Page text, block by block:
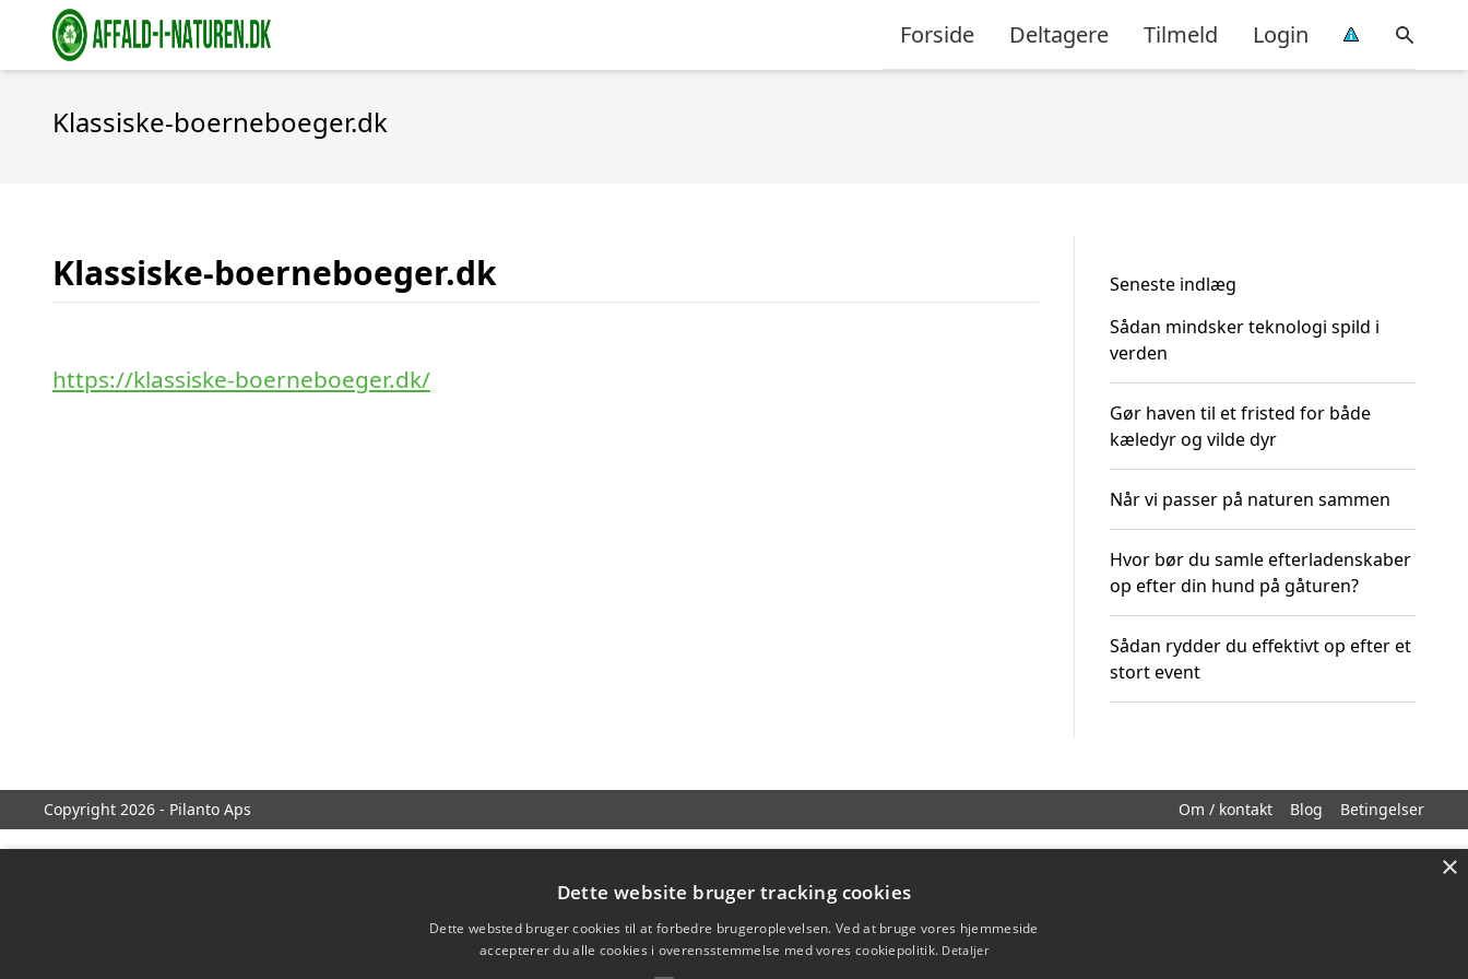
Forside Deltagere Tilmeld Login
Klassiske-boerneboeger.dk
Klassiske-boerneboeger.dk
https://klassiske-boerneboeger.dk/
Seneste indlæg
Sådan mindsker teknologi spild i
verden
Gør haven til et fristed for både
kæledyr og vilde dyr
Når vi passer på naturen sammen
Hvor bør du samle efterladenskaber
op efter din hund på gåturen?
Sådan rydder du effektivt op efter et
stort event
Copyright 2026 - Pilanto Aps Om / kontakt Blog Betingelser
×
Dette website bruger tracking cookies
Dette websted bruger cookies til at forbedre brugeroplevelsen. Ved at bruge vores hjemmeside
accepterer du alle cookies i overensstemmelse med vores cookiepolitik. Detaljer